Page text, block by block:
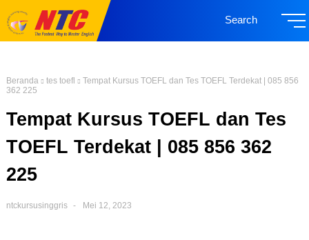
Search
Beranda tes toefl
Tempat Kursus TOEFL dan Tes TOEFL Terdekat | 085 856
362 225
Tempat Kursus TOEFL dan Tes
TOEFL Terdekat | 085 856 362
225
ntckursusinggris Mei 12, 2023